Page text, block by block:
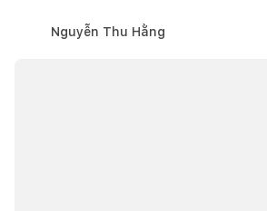
Nguyễn Thu Hằng